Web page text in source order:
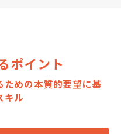
ポイント
めの本質的要望に基
キル